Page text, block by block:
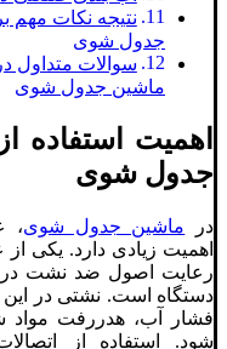
نتیجه نکات مهم
جدول شوی
سوالات متداول
ماشین جدول شوی
اهمیت
جدول شوی
در ماشین جدول شوی،
اهمیت زیادی دارد. یکی
رعایت اصول ضد نشت در
دستگاه است. نشتی در این
فشار آب، هدررفت
شود. استفاده از